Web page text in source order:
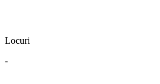
Locuri
-